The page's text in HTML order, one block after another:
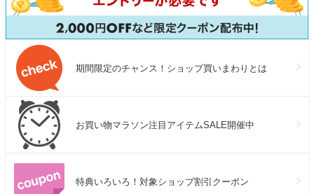
期間限定のチャンス！ショップ買いまわりとは
お買い物マラソン注目アイテムSALE開催中
特典いろいろ！対象ショップ割引クーポン